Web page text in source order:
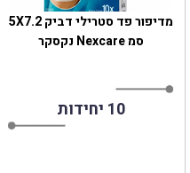
מדיפור פד סטרילי דביק 5X7.2
סמ Nexcare נקסקר
10 יחידות